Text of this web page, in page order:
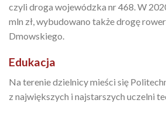
czyli droga wojewódzka nr 468. W
mln zł, wybudowano także drogę
Dmowskiego.
Edukacja
Na terenie dzielnicy mieści się
z największych i najstarszych uczelni